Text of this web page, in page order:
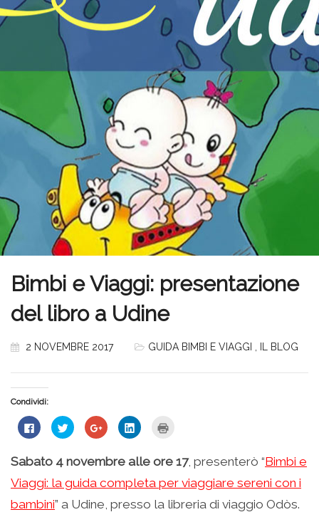
Bimbi e Viaggi: presentazione
del libro a Udine
2 NOVEMBRE 2017 GUIDA BIMBI E VIAGGI IL BLOG
Condividi:
Fai
clic
su
Facebook
(Si
apre
in
una
nuova
Fai
clic
condividere
su
Twitter
(Si
apre
in
una
Fai
clic
condividere
su
Google+
(Si
in
una
Fai
clic
condividere
su
LinkedIn
(Si
in
una
stampare
(Si
in
nuova
finestra)
Sabato 4 novembre alle ore 17, presenterò “Bimbi e
Viaggi: la guida completa per viaggiare sereni con i
bambini” a Udine, presso la libreria di viaggio Odòs.